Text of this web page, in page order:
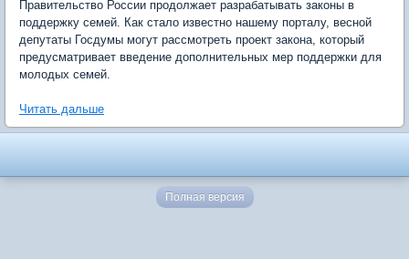
Правительство России продолжает разрабатывать законы в
поддержку семей. Как стало известно нашему порталу, весной
депутаты Госдумы могут рассмотреть проект закона, который
предусматривает введение дополнительных мер поддержки для
молодых семей.
Читать дальше
Полная версия